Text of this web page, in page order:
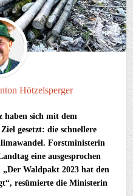
Hötzelsperger
haben sich mit dem
gesetzt: die schnellere
Forstministerin
eine ausgesprochen
„Der Waldpakt 2023 hat den
resümierte die Ministerin